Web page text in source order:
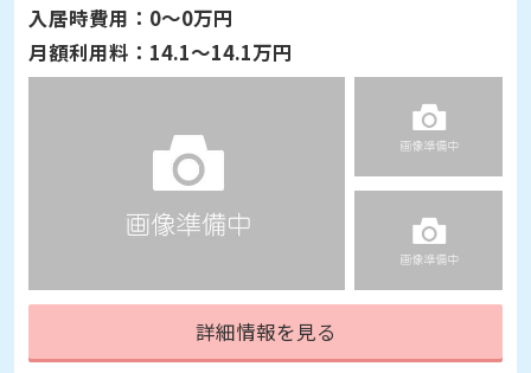
入居時費用： 0～0万円
月額利用料： 14.1～14.1万円
詳細情報を見る